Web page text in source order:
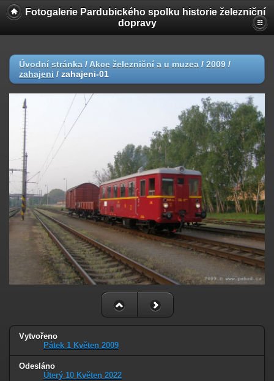
Fotogalerie Pardubického spolku historie železniční
dopravy
Úvodní stránka / Akce železniční a u muzea / 2009 /
zahajeni / zahajeni-01
Vytvořeno
Pátek 1 Květen 2009
Odesláno
Úterý 10 Květen 2022